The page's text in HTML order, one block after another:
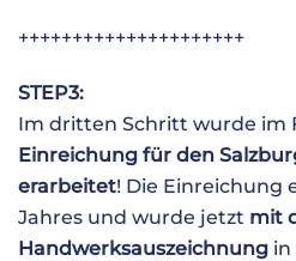
+++++++++++++++++++++
STEP3:
Im dritten Schritt wurde im
Einreichung für den
erarbeitet! Die Einreichung
Jahres und wurde jetzt mit
Handwerksauszeichnung in